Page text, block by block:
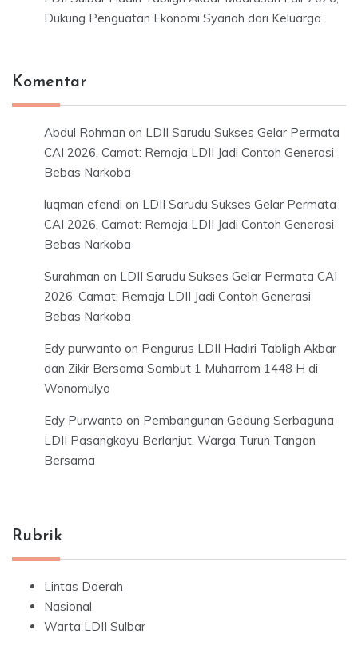
Dukung Penguatan Ekonomi Syariah dari Keluarga
Komentar
Abdul Rohman on LDII Sarudu Sukses Gelar Permata
CAI 2026, Camat: Remaja LDII Jadi Contoh Generasi
Bebas Narkoba
luqman efendi on LDII Sarudu Sukses Gelar Permata
CAI 2026, Camat: Remaja LDII Jadi Contoh Generasi
Bebas Narkoba
Surahman on LDII Sarudu Sukses Gelar Permata CAI
2026, Camat: Remaja LDII Jadi Contoh Generasi
Bebas Narkoba
Edy purwanto on Pengurus LDII Hadiri Tabligh Akbar
dan Zikir Bersama Sambut 1 Muharram 1448 H di
Wonomulyo
Edy Purwanto on Pembangunan Gedung Serbaguna
LDII Pasangkayu Berlanjut, Warga Turun Tangan
Bersama
Rubrik
Lintas Daerah
Nasional
Warta LDII Sulbar